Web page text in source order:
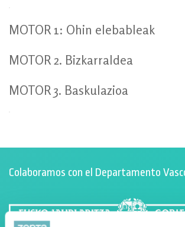
MOTOR 1: Ohin elebableak
MOTOR 2. Bizkarraldea
MOTOR 3. Baskulazioa
Colaboramos con el Departamento